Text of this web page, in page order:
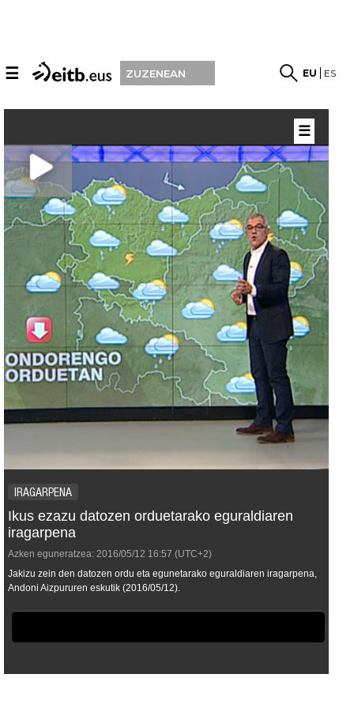
☰ ZUZENEAN EU ES
IRAGARPENA
Ikus ezazu datozen orduetarako eguraldiaren
iragarpena
Azken eguneratzea: 2016/05/12 16:57 (UTC+2)
Jakizu zein den datozen ordu eta egunetarako eguraldiaren iragarpena,
Andoni Aizpururen eskutik (2016/05/12).
☰